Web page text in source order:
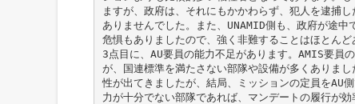
ますが、政府は、それにもかかわらず、犯人を逮捕
ありませんでした。また、UNAMID側も、政府が途中
危惧もありましたので、強く非難することはほとんど
3点目に、AU要員の能力不足があります。AMIS要員
が、国連標準を満たさない部隊や設備が多くありま
性が出てきましたが、結局、ミッションの定員をAU
力が十分でない部隊であれば、マンデートの履行が効